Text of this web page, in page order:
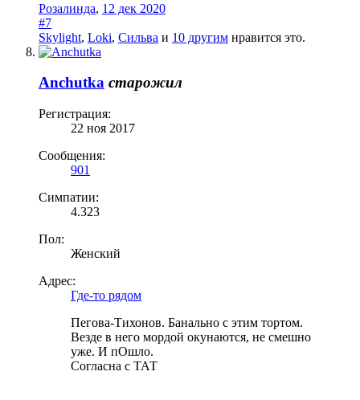
Розалинда, 12 дек 2020
#7
Skylight, Loki, Сильва и 10 другим нравится это.
Anchutka старожил
Регистрация:
22 ноя 2017
Сообщения:
901
Симпатии:
4.323
Пол:
Женский
Адрес:
Где-то рядом
Пегова-Тихонов. Банально с этим тортом.
Везде в него мордой окунаются, не смешно
уже. И пОшло.
Согласна с ТАТ